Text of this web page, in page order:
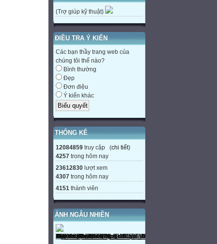
(Trợ giúp kỹ thuật)
ĐIỀU TRA Ý KIẾN
Các bạn thầy trang web của
chúng tôi thế nào?
Bình thường
Đẹp
Đơn điệu
Ý kiến khác
THỐNG KÊ
12084859 truy cập (chi tiết)
4257 trong hôm nay
23612830 lượt xem
4307 trong hôm nay
4151 thành viên
ẢNH NGẪU NHIÊN